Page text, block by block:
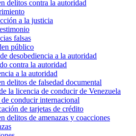
delitos contra la autoridad
a la justicia
falsas
público
desobediencia a la autoridad
contra la autoridad
a la autoridad
delitos de falsedad documental
la licencia de conducir de Venezuela
conducir internacional
de tarjetas de crédito
delitos de amenazas y coacciones